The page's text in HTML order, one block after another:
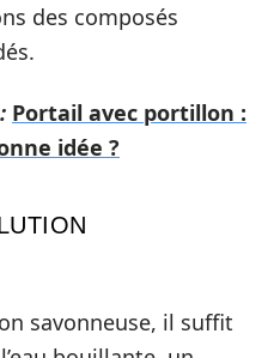
des composés
Portail avec portillon :
idée ?
savonneuse, il suffit